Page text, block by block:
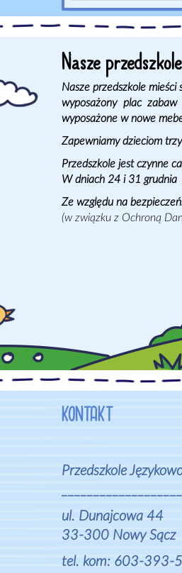
Nasze przedszkole
Nasze przedszkole
wyposażony plac
wyposażone w nowe
Zapewniamy dzieciom
Przedszkole jest czynne
W dniach 24 i 31 grudnia
Ze względu na
(w związku z Ochroną
KONTAKT
Przedszkole
ul. Dunajcowa 44
33-300 Nowy Sącz
tel. kom: 603-393-